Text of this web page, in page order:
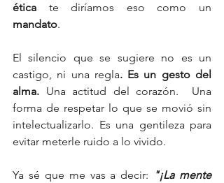
ética
mandato.
El silencio que se sugiere no es un
castigo, ni una regla. Es un gesto del
alma. Una actitud del corazón.  Una
forma de respetar lo que se movió sin
intelectualizarlo. Es una gentileza para
evitar meterle ruido a lo vivido.
Ya sé que me vas a decir: "¡La mente